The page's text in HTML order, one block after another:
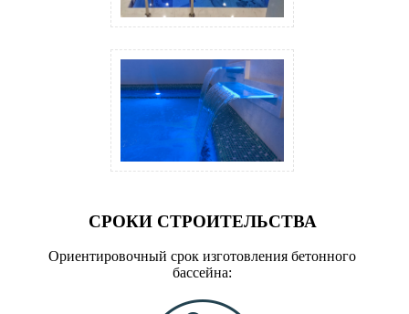
СРОКИ СТРОИТЕЛЬСТВА
Ориентировочный срок изготовления бетонного
бассейна: